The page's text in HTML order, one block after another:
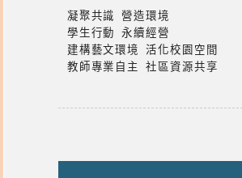
凝聚共識 營造環境
學生行動 永續經營
建構藝文環境 活化校園空間
教師專業自主 社區資源共享